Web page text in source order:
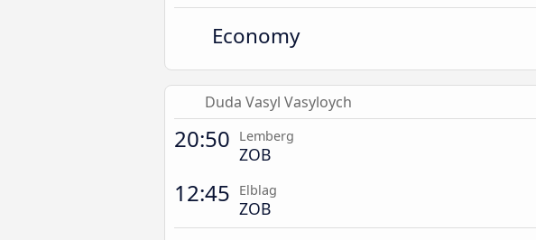
Economy
Duda Vasyl Vasyloych
20:50 Lemberg
ZOB
12:45 Elblag
ZOB